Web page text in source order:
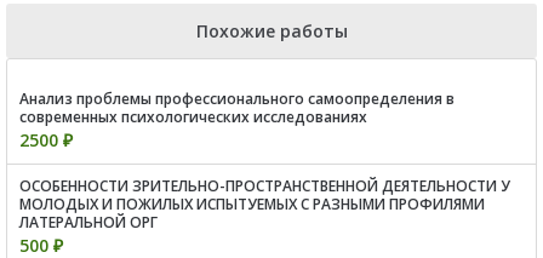
Похожие работы
Анализ проблемы профессионального самоопределения в
современных психологических исследованиях
2500 ₽
ОСОБЕННОСТИ ЗРИТЕЛЬНО-ПРОСТРАНСТВЕННОЙ ДЕЯТЕЛЬНОСТИ У
МОЛОДЫХ И ПОЖИЛЫХ ИСПЫТУЕМЫХ С РАЗНЫМИ ПРОФИЛЯМИ
ЛАТЕРАЛЬНОЙ ОРГ
500 ₽